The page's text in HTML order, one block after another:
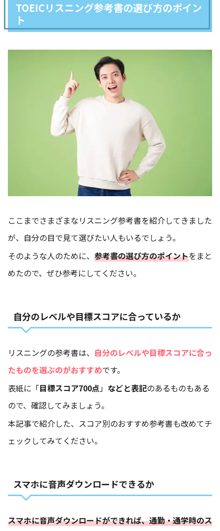
TOEICリスニング参考書の選び方のポイン
ト
ここまでさまざまなリスニング参考書を紹介してきました
が、自分の目で見て選びたい人もいるでしょう。
そのような人のために、 参考書の選び方のポイントをまと
めたので、ぜひ参考にしてください。
自分のレベルや目標スコアに合っているか
リスニングの参考書は、 自分のレベルや目標スコアに合っ
たものを選ぶのがおすすめです。
表紙に「目標スコア700点」 などと表記のあるものもある
ので、確認してみましょう。
本記事で紹介した、スコア別のおすすめ参考書も改めてチ
ェックしてみてください。
スマホに音声ダウンロードできるか
スマホに音声ダウンロードができれば、通勤・通学時のス